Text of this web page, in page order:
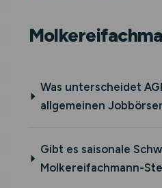
Was unterscheidet
allgemeinen
Gibt es saisonale
Molkereifachmann-